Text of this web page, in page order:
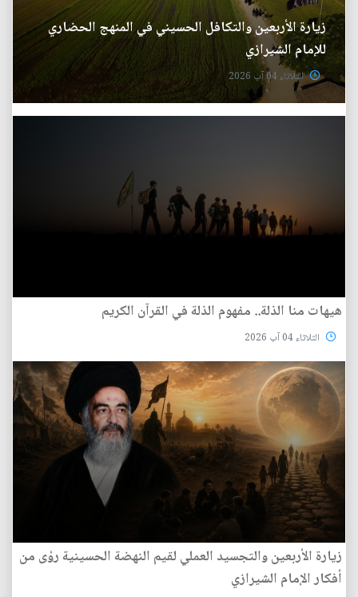
زيارة الأربعين والتكافل الحسيني في المنهج الحضاري
للإمام الشيرازي
الثلاثاء 04 آب 2026
هيهات منا الذلة.. مفهوم الذلة في القرآن الكريم
الثلاثاء 04 آب 2026
زيارة الأربعين والتجسيد العملي لقيم النهضة الحسينية رؤى من
أفكار الإمام الشيرازي